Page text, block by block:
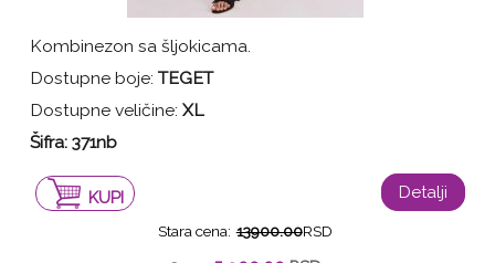
Kombinezon sa šljokicama.
Dostupne boje: TEGET
Dostupne veličine:XL
Šifra: 371nb
KUPI Detalji
Stara cena: 13900.00RSD